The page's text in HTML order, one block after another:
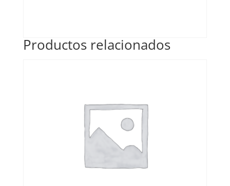
Productos relacionados